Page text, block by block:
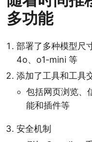
多功能
部署了多种模型尺
4o、o1-mini 等
添加了工具和工具
包括网页浏览、
能和插件等
安全机制